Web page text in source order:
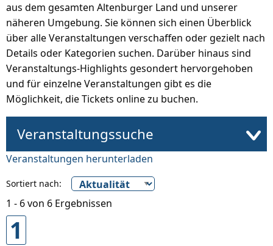
aus dem gesamten Altenburger Land und unserer
näheren Umgebung. Sie können sich einen Überblick
über alle Veranstaltungen verschaffen oder gezielt nach
Details oder Kategorien suchen. Darüber hinaus sind
Veranstaltungs-Highlights gesondert hervorgehoben
und für einzelne Veranstaltungen gibt es die
Möglichkeit, die Tickets online zu buchen.
Veranstaltungssuche
Veranstaltungen herunterladen
Sortiert nach:
1 - 6 von 6 Ergebnissen
1